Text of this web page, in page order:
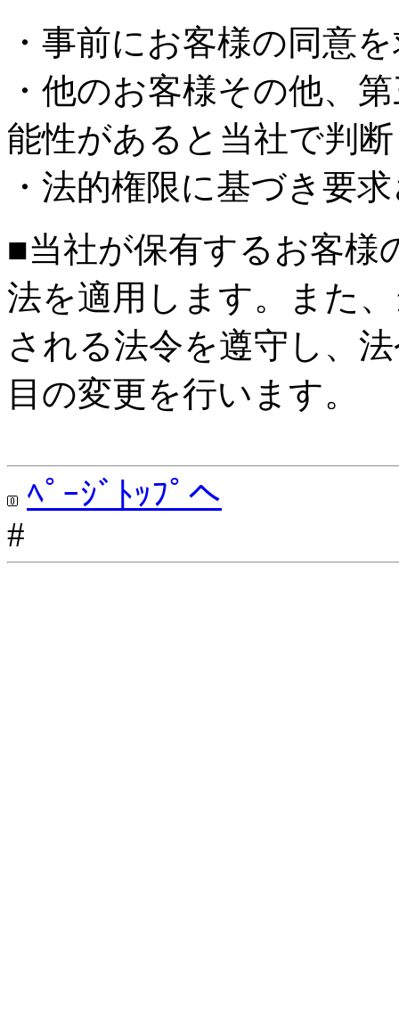
・事前にお客様の同意
・他のお客様その他、
能性があると当社で判
・法的権限に基づき要
■当社が保有するお客様
法を適用します。また
される法令を遵守し、
目の変更を行います。
ﾍﾟｰｼﾞﾄｯﾌﾟへ
#